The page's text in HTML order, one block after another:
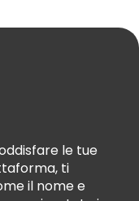
le tue
ti
il nome e